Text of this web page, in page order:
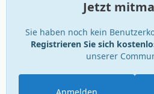
Jetzt
Sie haben noch kein
Registrieren Sie sich
unserer